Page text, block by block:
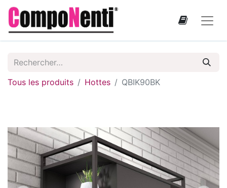
Tous les produits Hottes QBIK90BK